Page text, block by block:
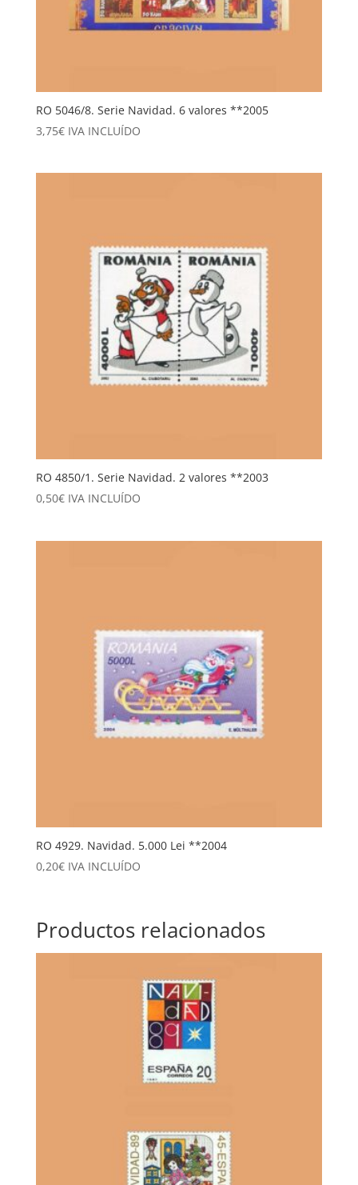
RO 5046/8. Serie Navidad. 6 valores **2005
3,75€ IVA INCLUÍDO
RO 4850/1. Serie Navidad. 2 valores **2003
0,50€ IVA INCLUÍDO
RO 4929. Navidad. 5.000 Lei **2004
0,20€ IVA INCLUÍDO
Productos relacionados